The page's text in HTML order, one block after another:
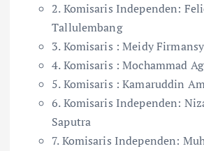
2. Komisaris Independen:
Tallulembang
3. Komisaris : Meidy
4. Komisaris : Mochammad
5. Komisaris : Kamaruddin
6. Komisaris Independen:
Saputra
7. Komisaris Independen: